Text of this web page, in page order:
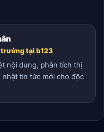
trưởng tại b123
nội dung, phân tích thị
tin tức mới cho độc